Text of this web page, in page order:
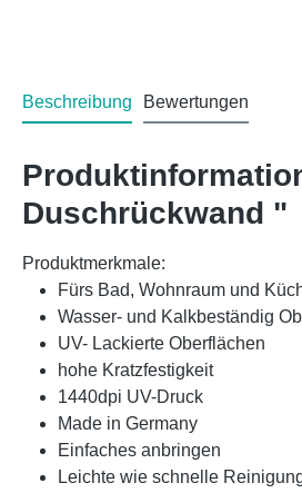
Beschreibung Bewertungen
Duschrückwand "
Produktmerkmale:
Fürs Bad, Wohnraum und
Wasser- und Kalkbeständig
UV- Lackierte Oberflächen
hohe Kratzfestigkeit
1440dpi UV-Druck
Made in Germany
Einfaches anbringen
Leichte wie schnelle